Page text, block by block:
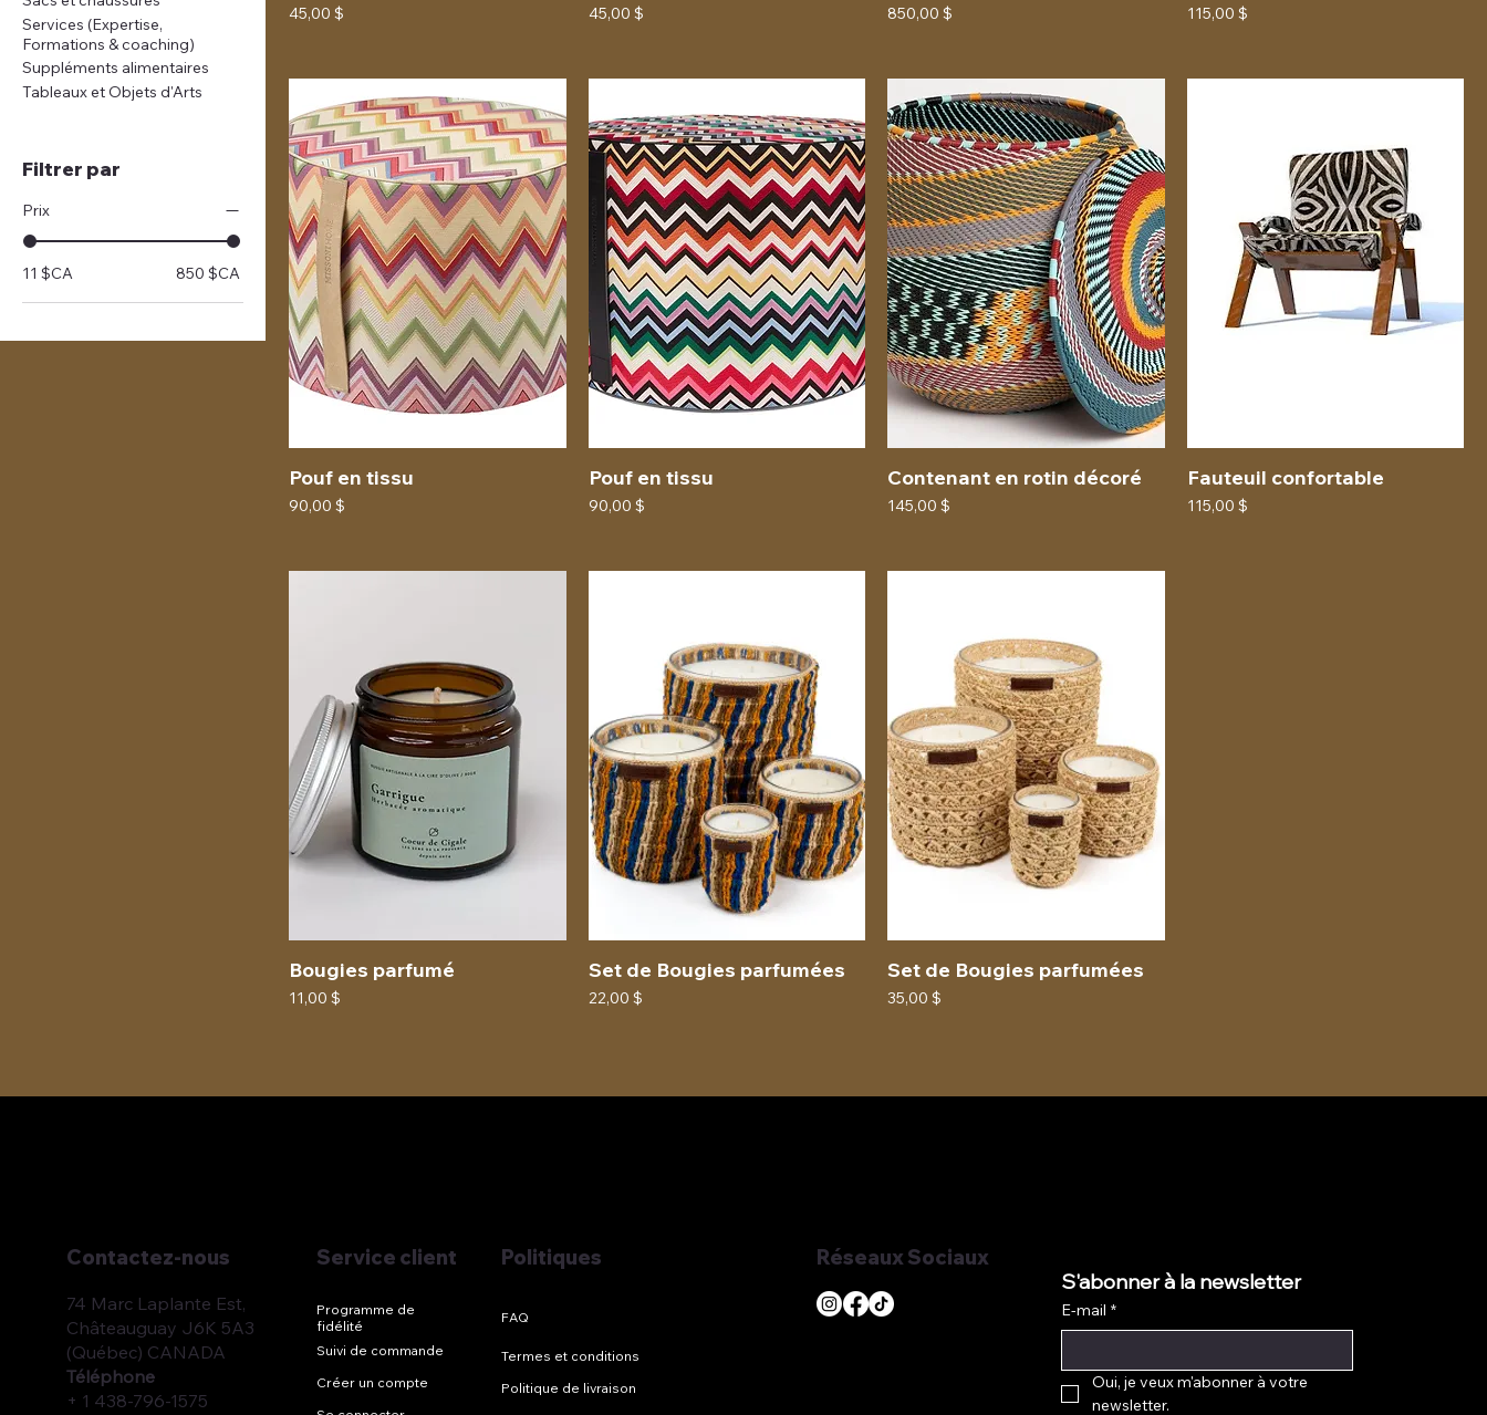
Services (Expertise,
Formations & coaching)
Suppléments alimentaires
Tableaux et Objets d'Arts
Filtrer par
Prix
11 $CA 850 $CA
Prix
45,00 $ Prix
45,00 $ Prix
850,00 $ Prix
115,00 $
Pouf en tissu
Prix
90,00 $
Pouf en tissu
Prix
90,00 $
Contenant en rotin décoré
Prix
145,00 $
Fauteuil confortable
Prix
115,00 $
Bougies parfumé
Prix
11,00 $
Set de Bougies parfumées
Prix
22,00 $
Set de Bougies parfumées
Prix
35,00 $
74 Marc Laplante Est,
Châteauguay J6K 5A3
(Québec) CANADA
Téléphone
+ 1 438-796-1575
Contactez-nous Service client
Programme de
fidélité
Suivi de commande
Créer un compte
Politiques
Termes et conditions
Politique de livraison
Réseaux Sociaux
S'abonner à la newsletter
E-mail *
Oui, je veux m'abonner à votre
newsletter.